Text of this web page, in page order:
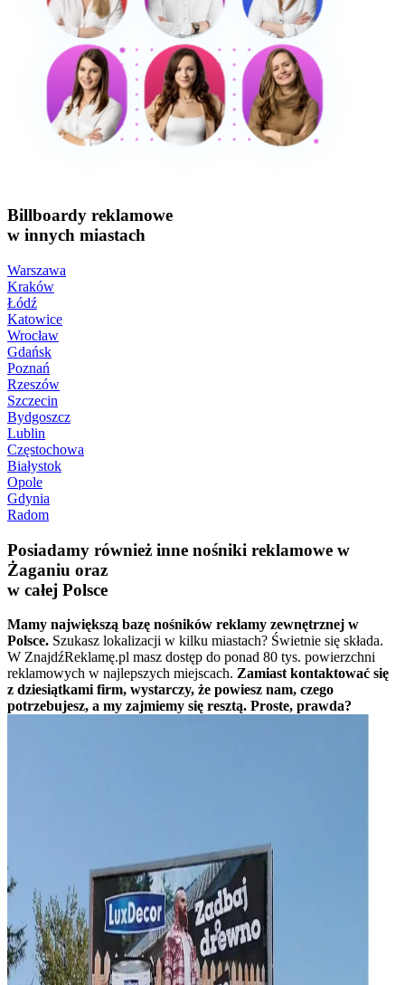
Billboardy reklamowe
w innych miastach
Warszawa
Kraków
Łódź
Katowice
Wrocław
Gdańsk
Poznań
Rzeszów
Szczecin
Bydgoszcz
Lublin
Częstochowa
Białystok
Opole
Gdynia
Radom
Posiadamy również inne nośniki reklamowe w
Żaganiu oraz
w całej Polsce
Mamy największą bazę nośników reklamy zewnętrznej w
Polsce. Szukasz lokalizacji w kilku miastach? Świetnie się składa.
W ZnajdźReklamę.pl masz dostęp do ponad 80 tys. powierzchni
reklamowych w najlepszych miejscach. Zamiast kontaktować się
z dziesiątkami firm, wystarczy, że powiesz nam, czego
potrzebujesz, a my zajmiemy się resztą. Proste, prawda?